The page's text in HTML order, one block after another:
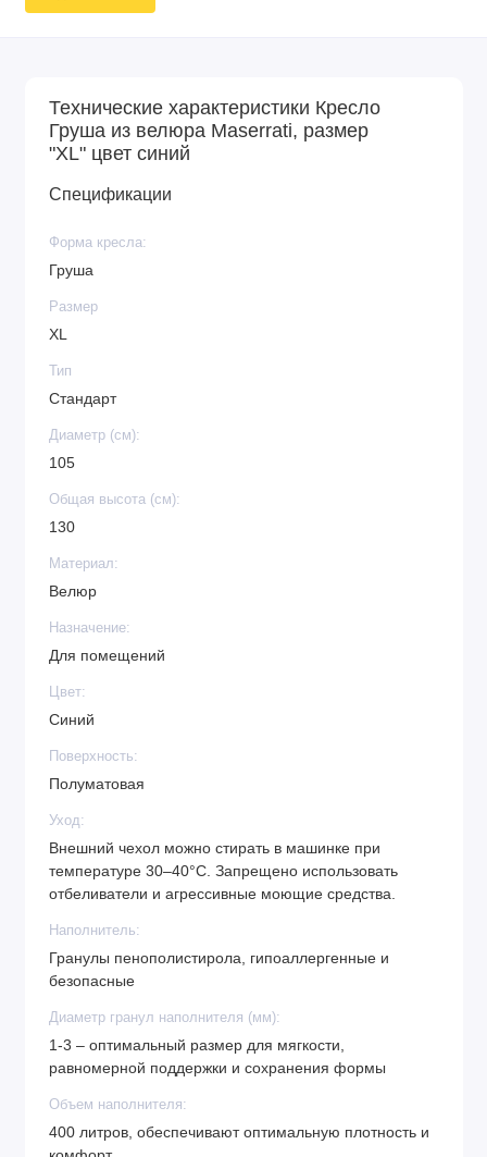
Технические характеристики Кресло
Груша из велюра Maserrati, размер
"XL" цвет синий
Спецификации
Форма кресла:
Груша
Размер
XL
Тип
Стандарт
Диаметр (см):
105
Общая высота (см):
130
Материал:
Велюр
Назначение:
Для помещений
Цвет:
Синий
Поверхность:
Полуматовая
Уход:
Внешний чехол можно стирать в машинке при
температуре 30–40°C. Запрещено использовать
отбеливатели и агрессивные моющие средства.
Наполнитель:
Гранулы пенополистирола, гипоаллергенные и
безопасные
Диаметр гранул наполнителя (мм):
1-3 – оптимальный размер для мягкости,
равномерной поддержки и сохранения формы
Объем наполнителя:
400 литров, обеспечивают оптимальную плотность и